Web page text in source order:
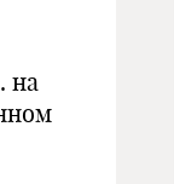
на